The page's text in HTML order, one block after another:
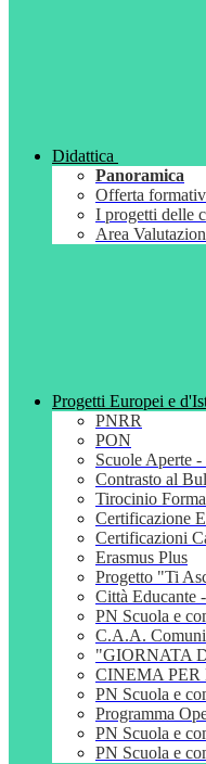
Didattica
Panoramica
Offerta
I progetti delle
Area
Progetti Europei e
PNRR
PON
Scuole Aperte
Contrasto al
Tirocinio
Certificazione
Certificazioni
Erasmus Plus
Progetto "Ti
Città Educante
PN Scuola e
C.A.A.
"GIORNATA
CINEMA
PN Scuola e
Programma
PN Scuola e
PN Scuola e